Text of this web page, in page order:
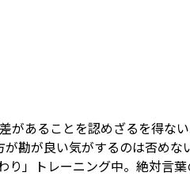
あることを認めざるを得な
勘が良い気がするのは否め
」トレーニング中。絶対言